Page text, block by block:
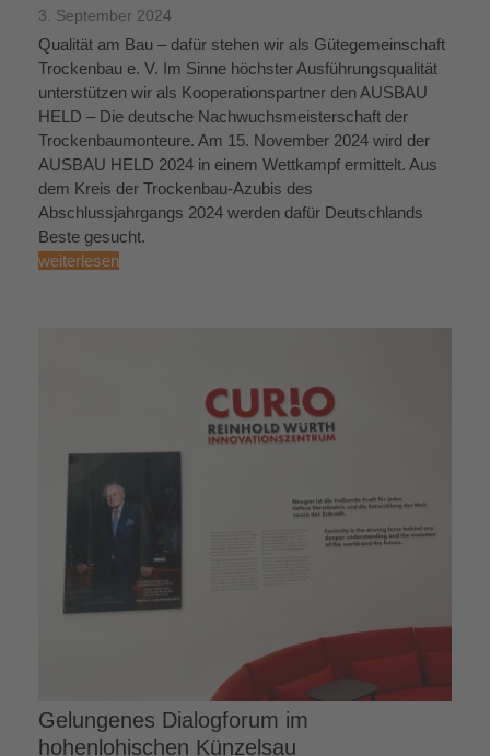
3. September 2024
Qualität am Bau – dafür stehen wir als Gütegemeinschaft
Trockenbau e. V. Im Sinne höchster Ausführungsqualität
unterstützen wir als Kooperationspartner den AUSBAU
HELD – Die deutsche Nachwuchsmeisterschaft der
Trockenbaumonteure. Am 15. November 2024 wird der
AUSBAU HELD 2024 in einem Wettkampf ermittelt. Aus
dem Kreis der Trockenbau-Azubis des
Abschlussjahrgangs 2024 werden dafür Deutschlands
Beste gesucht.
weiterlesen
Gelungenes Dialogforum im
hohenlohischen Künzelsau